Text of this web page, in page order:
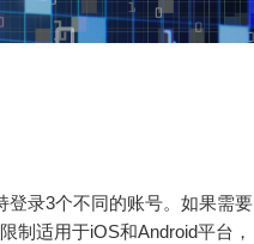
登录3个不同的账号。如果需要
制适用于iOS和Android平台，